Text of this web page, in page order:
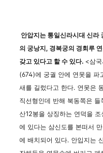
안압지는 통일신라시대 신라
의 궁낭지, 경복궁의 경회루
갖고 있다고 할 수 있다. <삼
(674)에 궁궐 안에 연못을 파
새를 길렀다고 한다. 연못은
직선형인데 반해 북동쪽은
산12봉을 상징하는 연덕을
에 있다는 삼신도를 본떠서
에 배치되어 있다. 안입지는